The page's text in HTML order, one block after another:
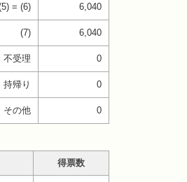
= (6) 6,040
(7) 6,040
不受理 0
持帰り 0
その他 0
得票数